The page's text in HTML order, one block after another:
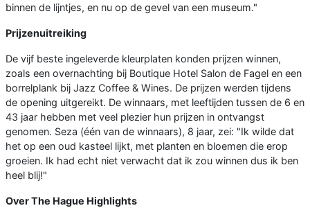
binnen de lijntjes, en nu op de gevel van een museum."
Prijzenuitreiking
De vijf beste ingeleverde kleurplaten konden prijzen winnen,
zoals een overnachting bij Boutique Hotel Salon de Fagel en een
borrelplank bij Jazz Coffee & Wines. De prijzen werden tijdens
de opening uitgereikt. De winnaars, met leeftijden tussen de 6 en
43 jaar hebben met veel plezier hun prijzen in ontvangst
genomen. Seza (één van de winnaars), 8 jaar, zei: "Ik wilde dat
het op een oud kasteel lijkt, met planten en bloemen die erop
groeien. Ik had echt niet verwacht dat ik zou winnen dus ik ben
heel blij!"
Over The Hague Highlights